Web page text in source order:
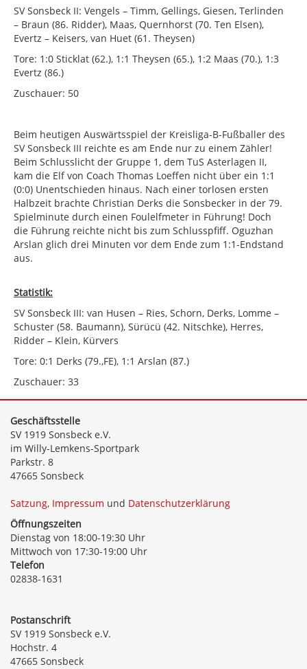
SV Sonsbeck II: Vengels – Timm, Gellings, Giesen, Terlinden
– Braun (86. Ridder), Maas, Quernhorst (70. Ten Elsen),
Evertz – Keisers, van Huet (61. Theysen)
Tore: 1:0 Sticklat (62.), 1:1 Theysen (65.), 1:2 Maas (70.), 1:3
Evertz (86.)
Zuschauer: 50
Beim heutigen Auswärtsspiel der Kreisliga-B-Fußballer des
SV Sonsbeck III reichte es am Ende nur zu einem Zähler!
Beim Schlusslicht der Gruppe 1, dem TuS Asterlagen II,
kam die Elf von Coach Thomas Loeffen nicht über ein 1:1
(0:0) Unentschieden hinaus. Nach einer torlosen ersten
Halbzeit brachte Christian Derks die Sonsbecker in der 79.
Spielminute durch einen Foulelfmeter in Führung! Doch
die Führung reichte nicht bis zum Schlusspfiff. Oguzhan
Arslan glich drei Minuten vor dem Ende zum 1:1-Endstand
aus.
Statistik:
SV Sonsbeck III: van Husen – Ries, Schorn, Derks, Lomme –
Schuster (58. Baumann), Sürücü (42. Nitschke), Herres,
Ridder – Klein, Kürvers
Tore: 0:1 Derks (79.,FE), 1:1 Arslan (87.)
Zuschauer: 33
Geschäftsstelle
SV 1919 Sonsbeck e.V.
im Willy-Lemkens-Sportpark
Parkstr. 8
47665 Sonsbeck
Satzung, Impressum und Datenschutzerklärung
Öffnungszeiten
Dienstag von 18:00-19:30 Uhr
Mittwoch von 17:30-19:00 Uhr
Telefon
02838-1631
Postanschrift
SV 1919 Sonsbeck e.V.
Hochstr. 4
47665 Sonsbeck